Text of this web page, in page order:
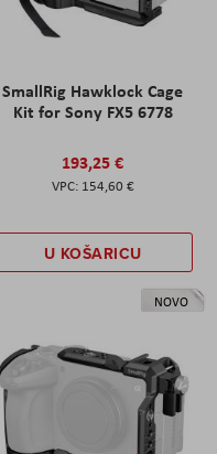
SmallRig Hawklock Cage
Kit for Sony FX5 6778
193,25 €
154,60 €
U KOŠARICU
NOVO